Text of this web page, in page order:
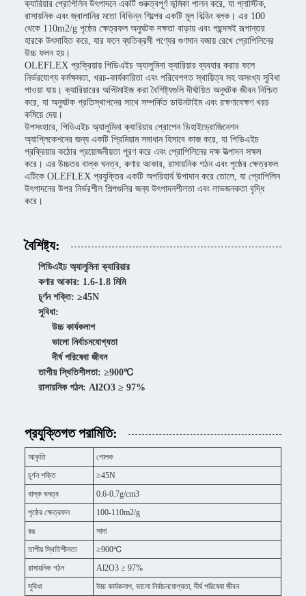
ক্যারিয়ার প্রোপিলিন উৎপাদনে একটি গুরুত্বপূর্ণ ভূমিকা পালন করে, যা প্লাস্টিক,
রাসায়নিক এবং জ্বালানির মতো বিভিন্ন শিল্পের একটি মূল বিল্ডিং ব্লক। এর 100
থেকে 110m2/g পৃষ্ঠের ক্ষেত্রফল অনুঘটক দক্ষতা বাড়ায় এবং পছন্দসই রূপান্তর
হারকে উৎসাহিত করে, যার ফলে ব্যতিক্রমী পণ্যের গুণমান বজায় রেখে প্রোপিলিনের
উচ্চ ফলন হয়।
OLEFLEX প্রক্রিয়ায় পিডিএইচ অ্যালুমিনা ক্যারিয়ার ব্যবহার করার ফলে
নির্ভরযোগ্য কর্মক্ষমতা, খরচ-কার্যকারিতা এবং পরিবেশগত স্থায়িত্ব সহ অসংখ্য সুবিধা
পাওয়া যায়। ক্যারিয়ারের অপ্টিমাইজ করা বৈশিষ্ট্যগুলি দীর্ঘায়িত অনুঘটক জীবন নিশ্চিত
করে, যা অনুঘটক প্রতিস্থাপনের সাথে সম্পর্কিত ডাউনটাইম এবং রক্ষণাবেক্ষণ খরচ
কমিয়ে দেয়।
উপসংহারে, পিডিএইচ অ্যালুমিনা ক্যারিয়ার প্রোপেন ডিহাইড্রোজিনেশন
অ্যাপ্লিকেশনের জন্য একটি প্রিমিয়াম সমাধান হিসাবে কাজ করে, যা পিডিএইচ
প্রক্রিয়ার কঠোর প্রয়োজনীয়তা পূরণ করে এবং প্রোপিলিনের দক্ষ উত্পাদন সক্ষম
করে। এর উচ্চতর বাল্ক ঘনত্ব, কণার আকার, রাসায়নিক গঠন এবং পৃষ্ঠের ক্ষেত্রফল
এটিকে OLEFLEX প্রযুক্তির একটি অপরিহার্য উপাদান করে তোলে, যা প্রোপিলিন
উৎপাদনের উপর নির্ভরশীল শিল্পগুলির জন্য উৎপাদনশীলতা এবং লাভজনকতা বৃদ্ধি
করে।
বৈশিষ্ট্য:
পিডিএইচ অ্যালুমিনা ক্যারিয়ার
কণার আকার: 1.6-1.8 মিমি
চূর্ণন শক্তি: ≥45N
সুবিধা:
উচ্চ কার্যকলাপ
ভালো নির্বাচনযোগ্যতা
দীর্ঘ পরিষেবা জীবন
তাপীয় স্থিতিশীলতা: ≥900℃
রাসায়নিক গঠন: Al2O3 ≥ 97%
প্রযুক্তিগত পরামিতি:
আকৃতি
গোলক
চূর্ণন শক্তি
≥45N
বাল্ক ঘনত্ব
0.6-0.7g/cm3
পৃষ্ঠের ক্ষেত্রফল
100-110m2/g
রঙ
সাদা
তাপীয় স্থিতিশীলতা
≥900℃
রাসায়নিক গঠন
Al2O3 ≥ 97%
সুবিধা
উচ্চ কার্যকলাপ, ভালো নির্বাচনযোগ্যতা, দীর্ঘ পরিষেবা জীবন